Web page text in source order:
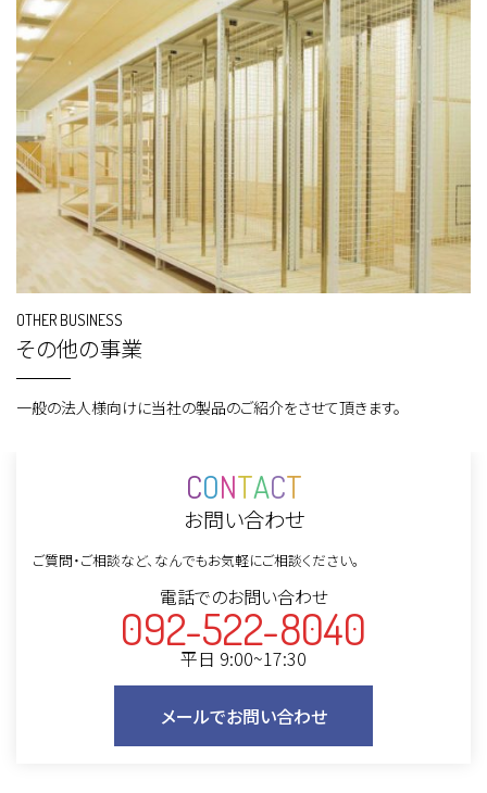
OTHER BUSINESS
その他の事業
一般の法人様向けに当社の製品のご紹介をさせて頂きます。
CONTACT
お問い合わせ
ご質問・ご相談など、なんでもお気軽にご相談ください。
電話でのお問い合わせ
092-522-8040
平日 9:00~17:30
メールでお問い合わせ